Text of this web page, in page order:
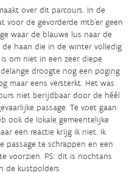
over dit parcours. In de
voor de gevorderde mtb'er geen
waar de blauwe lus naar de
haan die in de winter volledig
om niet in een zeer diepe
droogte nog een poging
maar eens versterkt. Het was
niet berijdbaar door de héél
passage. Te voet gaan
ook de lokale gemeentelijke
een reactie krijg ik niet. Ik
passage te schrappen en een
voorzien. PS: dit is nochtans
de kustpolders